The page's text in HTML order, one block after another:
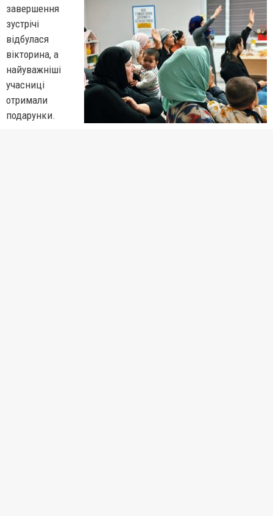
завершення
зустрічі
відбулася
вікторина, а
найуважніші
учасниці
отримали
подарунки.